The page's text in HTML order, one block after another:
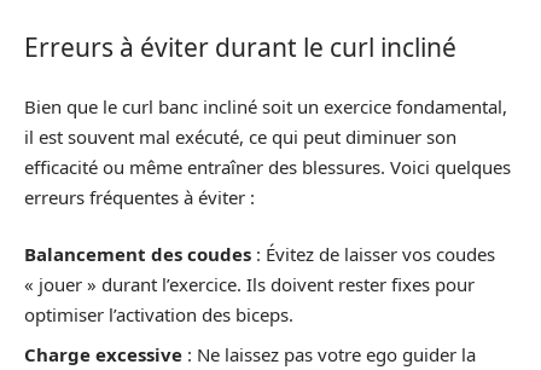
Erreurs à éviter durant le curl incliné
Bien que le curl banc incliné soit un exercice fondamental,
il est souvent mal exécuté, ce qui peut diminuer son
efficacité ou même entraîner des blessures. Voici quelques
erreurs fréquentes à éviter :
Balancement des coudes : Évitez de laisser vos coudes
« jouer » durant l’exercice. Ils doivent rester fixes pour
optimiser l’activation des biceps.
Charge excessive : Ne laissez pas votre ego guider la